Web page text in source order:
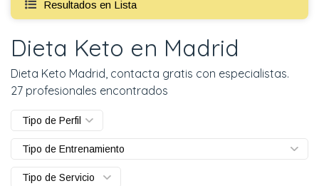
Resultados en Lista
Dieta Keto en Madrid
Dieta Keto Madrid, contacta gratis con especialistas.
27 profesionales encontrados
Tipo de Perfil
Tipo de Entrenamiento
Tipo de Servicio